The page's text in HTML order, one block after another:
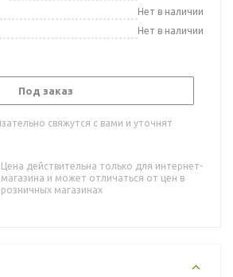
Нет в наличии
Нет в наличии
Под заказ
свяжутся с вами и уточнят
Цена действительна только для интернет-
магазина и может отличаться от цен в
розничных магазинах